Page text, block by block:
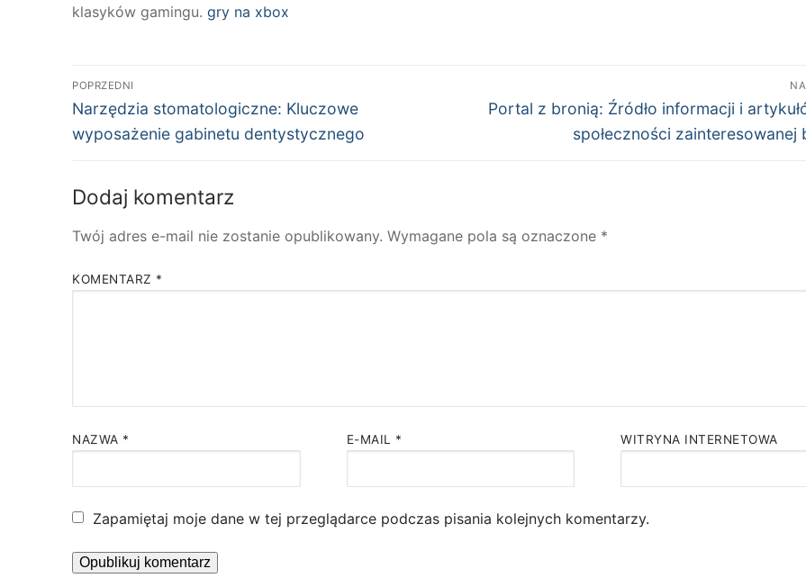
klasyków gamingu. gry na xbox
Nawigacja
wpisu
POPRZEDNI
Poprzedni
wpis:
Narzędzia stomatologiczne: Kluczowe
wyposażenie gabinetu dentystycznego
Następny
Portal z bronią: Źródło informacji i
społeczności zainteresowanej
Dodaj komentarz
Twój adres e-mail nie zostanie opublikowany. Wymagane pola są oznaczone *
KOMENTARZ *
NAZWA * E-MAIL * WITRYNA INTERNETOWA
Zapamiętaj moje dane w tej przeglądarce podczas pisania kolejnych komentarzy.